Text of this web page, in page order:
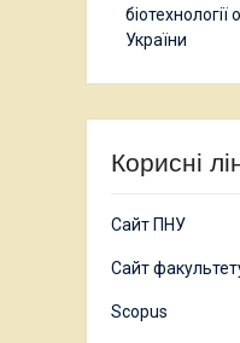
України
Корисні
Сайт ПНУ
Сайт
Scopus